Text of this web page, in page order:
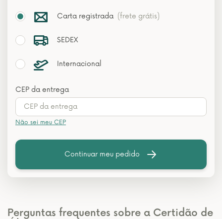
Carta registrada (frete grátis)
SEDEX
Internacional
CEP da entrega
Não sei meu CEP
Continuar meu pedido
Perguntas frequentes sobre a Certidão de